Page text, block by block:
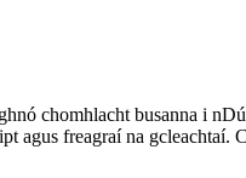
chomhlacht busanna i
agus freagraí na